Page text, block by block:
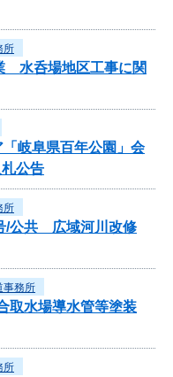
所
水呑場地区工事に関
岐阜県百年公園」会
公告
所
/公共 広域河川改修
事務所
取水場導水管等塗装
所